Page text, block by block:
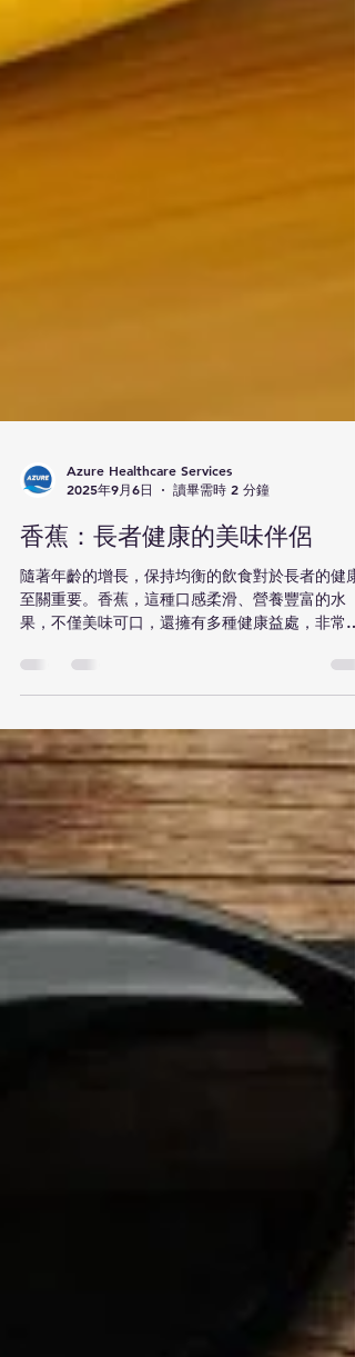
Azure Healthcare Services
2025年9月6日
讀畢需時 2 分鐘
香蕉：長者健康的美味伴侶
隨著年齡的增長，保持均衡的飲食對於長者的健康
至關重要。香蕉，這種口感柔滑、營養豐富的水
合長者。在這篇文章中，我們將探討香蕉如何成為
長者飲食中的理想選擇。 1. 富含鉀元素 香蕉是鉀
優質來源，這種礦物質對於維持正常的心臟功能和
血壓...